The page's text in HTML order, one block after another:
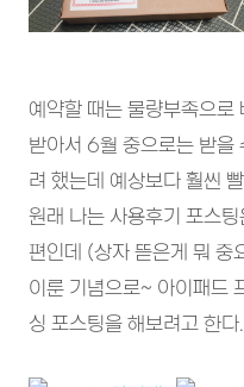
예약할 때는 물량부족으
받아서 6월 중으로는 받을
려 했는데 예상보다 훨씬
원래 나는 사용후기 포스
편인데 (상자 뜯은게 뭐 중
이룬 기념으로~ 아이패
싱 포스팅을 해보려고 한다.